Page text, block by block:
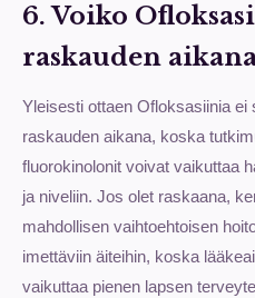
6. Voiko
raskauden
Yleisesti ottaen Ofloksasiinia
raskauden aikana, koska
fluorokinolonit voivat vaikuttaa
ja niveliin. Jos olet raskaana,
mahdollisen vaihtoehtoisen
imettäviin äiteihin, koska
vaikuttaa pienen lapsen